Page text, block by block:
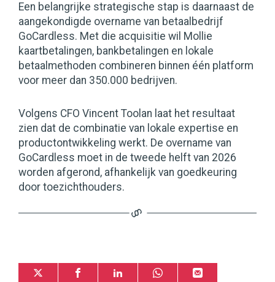
Een belangrijke strategische stap is daarnaast de
aangekondigde overname van betaalbedrijf
GoCardless. Met die acquisitie wil Mollie
kaartbetalingen, bankbetalingen en lokale
betaalmethoden combineren binnen één platform
voor meer dan 350.000 bedrijven.
Volgens CFO Vincent Toolan laat het resultaat
zien dat de combinatie van lokale expertise en
productontwikkeling werkt. De overname van
GoCardless moet in de tweede helft van 2026
worden afgerond, afhankelijk van goedkeuring
door toezichthouders.